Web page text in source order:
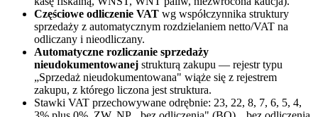
Częściowe odliczenie VAT wg współczynnika struktury
sprzedaży z automatycznym rozdzielaniem netto/VAT na
odliczany i nieodliczany.
Automatyczne rozliczanie sprzedaży
nieudokumentowanej strukturą zakupu — rejestr typu
„Sprzedaż nieudokumentowana" wiąże się z rejestrem
zakupu, z którego liczona jest struktura.
Stawki VAT przechowywane odrębnie: 23, 22, 8, 7, 6, 5, 4,